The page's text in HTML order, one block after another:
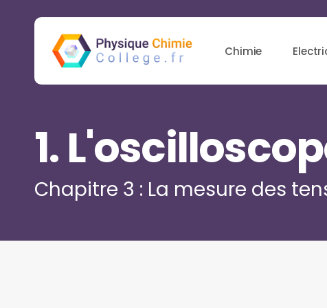
Chimie
1.
Chapitre 3 : La mesure des